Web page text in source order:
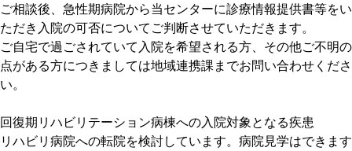
ご相談後、急性期病院から当センターに診療情報提供書等をい
ただき入院の可否についてご判断させていただきます。
ご自宅で過ごされていて入院を希望される方、その他ご不明の
点がある方につきましては地域連携課までお問い合わせくださ
い。
回復期リハビリテーション病棟への入院対象となる疾患
リハビリ病院への転院を検討しています。病院見学はできます